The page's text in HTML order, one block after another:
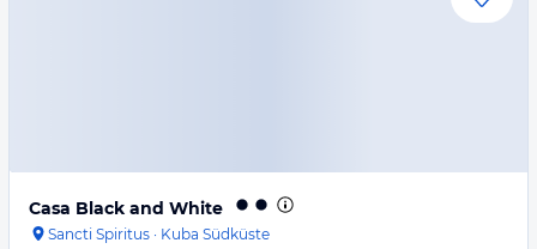
Casa Black and White
Sancti Spiritus · Kuba Südküste